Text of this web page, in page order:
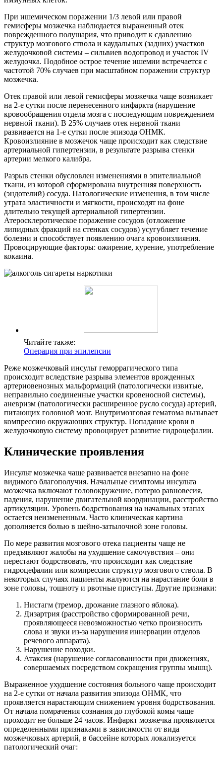
При ишемическом поражении 1/3 левой или правой
гемисферы мозжечка наблюдается выраженный отек
поврежденного полушария, что приводит к сдавлению
структур мозгового ствола и каудальных (задних) участков
желудочковой системы – сильвиев водопровод и участок IV
желудочка. Подобное острое течение ишемии встречается с
частотой 70% случаев при масштабном поражении структур
мозжечка.
Отек правой или левой гемисферы мозжечка чаще возникает
на 2-е сутки после перенесенного инфаркта (нарушение
кровообращения отдела мозга с последующим повреждением
нервной ткани). В 25% случаев отек нервной ткани
развивается на 1-е сутки после эпизода ОНМК.
Кровоизлияние в мозжечок чаще происходит как следствие
артериальной гипертензии, в результате разрыва стенки
артерии мелкого калибра.
Разрыв стенки обусловлен изменениями в эпителиальной
ткани, из которой сформирована внутренняя поверхность
(эндотелий) сосуда. Патологические изменения, в том числе
утрата эластичности и мягкости, происходят на фоне
длительно текущей артериальной гипертензии.
Атеросклеротическое поражение сосудов (отложение
липидных фракций на стенках сосудов) усугубляет течение
болезни и способствует появлению очага кровоизлияния.
Провоцирующие факторы: ожирение, курение, употребление
кокаина.
Читайте также:
Операция при эпилепсии
Реже мозжечковый инсульт геморрагического типа
происходит вследствие разрыва элементов врожденных
артериовенозных мальформаций (патологически извитые,
неправильно соединенные участки кровеносной системы),
аневризм (патологически расширенное русло сосуда) артерий,
питающих головной мозг. Внутримозговая гематома вызывает
компрессию окружающих структур. Попадание крови в
желудочковую систему провоцирует развитие гидроцефалии.
Клинические проявления
Инсульт мозжечка чаще развивается внезапно на фоне
видимого благополучия. Начальные симптомы инсульта
мозжечка включают головокружение, потерю равновесия,
падения, нарушение двигательной координации, расстройство
артикуляции. Уровень бодрствования на начальных этапах
остается неизмененным. Часто клиническая картина
дополняется болью в шейно-затылочной зоне головы.
По мере развития мозгового отека пациенты чаще не
предъявляют жалобы на ухудшение самочувствия – они
перестают бодрствовать, что происходит как следствие
гидроцефалии или компрессии структур мозгового ствола. В
некоторых случаях пациенты жалуются на нарастание боли в
зоне головы, тошноту и рвотные приступы. Другие признаки:
Нистагм (тремор, дрожание глазного яблока).
Дизартрия (расстройство сформированной речи,
проявляющееся невозможностью четко произносить
слова и звуки из-за нарушения иннервации отделов
речевого аппарата).
Нарушение походки.
Атаксия (нарушение согласованности при движениях,
совершаемых посредством сокращения группы мышц).
Выраженное ухудшение состояния больного чаще происходит
на 2-е сутки от начала развития эпизода ОНМК, что
проявляется нарастающим снижением уровня бодрствования.
От начала помрачения сознания до глубокой комы чаще
проходит не больше 24 часов. Инфаркт мозжечка проявляется
определенными признаками в зависимости от вида
мозжечковых артерий, в бассейне которых локализуется
патологический очаг: